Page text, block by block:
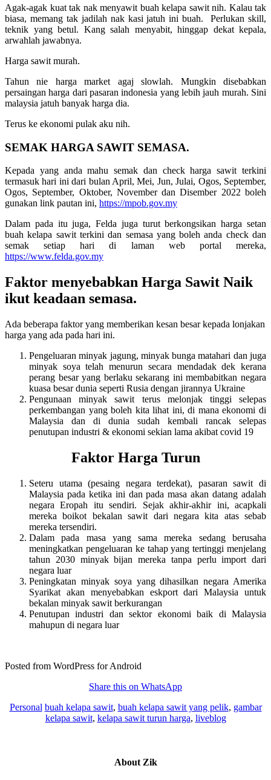
Agak-agak kuat tak nak menyawit buah kelapa sawit nih. Kalau tak
biasa, memang tak jadilah nak kasi jatuh ini buah. Perlukan skill,
teknik yang betul. Kang salah menyabit, hinggap dekat kepala,
arwahlah jawabnya.
Harga sawit murah.
Tahun nie harga market agaj slowlah. Mungkin disebabkan
persaingan harga dari pasaran indonesia yang lebih jauh murah. Sini
malaysia jatuh banyak harga dia.
Terus ke ekonomi pulak aku nih.
SEMAK HARGA SAWIT SEMASA.
Kepada yang anda mahu semak dan check harga sawit terkini
termasuk hari ini dari bulan April, Mei, Jun, Julai, Ogos, September,
Ogos, September, Oktober, November dan Disember 2022 boleh
gunakan link pautan ini, https://mpob.gov.my
Dalam pada itu juga, Felda juga turut berkongsikan harga setan
buah kelapa sawit terkini dan semasa yang boleh anda check dan
semak setiap hari di laman web portal mereka,
https://www.felda.gov.my
Faktor menyebabkan Harga Sawit Naik
ikut keadaan semasa.
Ada beberapa faktor yang memberikan kesan besar kepada lonjakan
harga yang ada pada hari ini.
Pengeluaran minyak jagung, minyak bunga matahari dan juga
minyak soya telah menurun secara mendadak dek kerana
perang besar yang berlaku sekarang ini membabitkan negara
kuasa besar dunia seperti Rusia dengan jirannya Ukraine
Pengunaan minyak sawit terus melonjak tinggi selepas
perkembangan yang boleh kita lihat ini, di mana ekonomi di
Malaysia dan di dunia sudah kembali rancak selepas
penutupan industri & ekonomi sekian lama akibat covid 19
Faktor Harga Turun
Seteru utama (pesaing negara terdekat), pasaran sawit di
Malaysia pada ketika ini dan pada masa akan datang adalah
negara Eropah itu sendiri. Sejak akhir-akhir ini, acapkali
mereka boikot bekalan sawit dari negara kita atas sebab
mereka tersendiri.
Dalam pada masa yang sama mereka sedang berusaha
meningkatkan pengeluaran ke tahap yang tertinggi menjelang
tahun 2030 minyak bijan mereka tanpa perlu import dari
negara luar
Peningkatan minyak soya yang dihasilkan negara Amerika
Syarikat akan menyebabkan eskport dari Malaysia untuk
bekalan minyak sawit berkurangan
Penutupan industri dan sektor ekonomi baik di Malaysia
mahupun di negara luar
Posted from WordPress for Android
Share this on WhatsApp
Personal buah kelapa sawit, buah kelapa sawit yang pelik, gambar
kelapa sawit, kelapa sawit turun harga, liveblog
About Zik